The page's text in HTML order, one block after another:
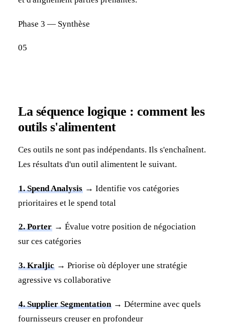
Phase 3 — Synthèse
05
La séquence logique : comment les
outils s'alimentent
Ces outils ne sont pas indépendants. Ils s'enchaînent.
Les résultats d'un outil alimentent le suivant.
1. Spend Analysis→ Identifie vos catégories
prioritaires et le spend total
2. Porter→ Évalue votre position de négociation
sur ces catégories
3. Kraljic→ Priorise où déployer une stratégie
agressive vs collaborative
4. Supplier Segmentation→ Détermine avec quels
fournisseurs creuser en profondeur